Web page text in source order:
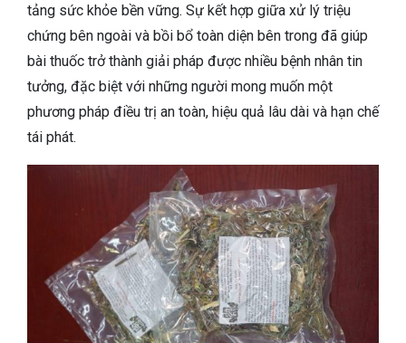
tảng sức khỏe bền vững. Sự kết hợp giữa xử lý triệu
chứng bên ngoài và bồi bổ toàn diện bên trong đã giúp
bài thuốc trở thành giải pháp được nhiều bệnh nhân tin
tưởng, đặc biệt với những người mong muốn một
phương pháp điều trị an toàn, hiệu quả lâu dài và hạn chế
tái phát.